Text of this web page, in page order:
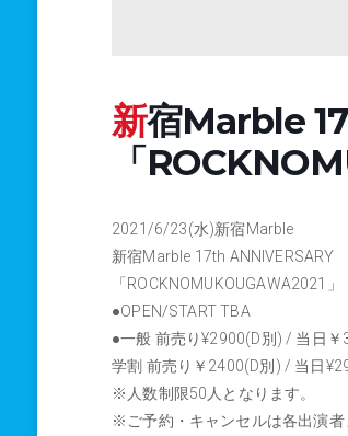
新宿Marble 17th ANNIVERSARY
「
2021/6/23(水)新宿Marble
新宿Marble 17th ANNIVERSARY
「ROCKNOMUKOUGAWA2021」
●OPEN/START TBA
●一般 前売り¥2900(D別) / 当日￥
学割 前売り￥2400(D別) / 当日
※人数制限50人となります。
※ご予約・キャンセルは各出演者